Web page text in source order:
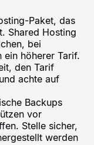
Paket, das
Shared Hosting
bei
ein höherer Tarif.
den Tarif
achte auf
Backups
vor
Stelle sicher,
werden